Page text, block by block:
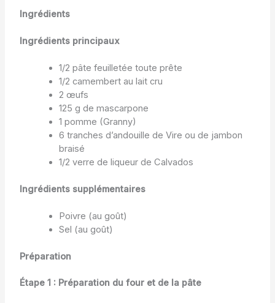
Ingrédients
Ingrédients principaux
1/2 pâte feuilletée toute prête
1/2 camembert au lait cru
2 œufs
125 g de mascarpone
1 pomme (Granny)
6 tranches d’andouille de Vire ou de jambon
braisé
1/2 verre de liqueur de Calvados
Ingrédients supplémentaires
Poivre (au goût)
Sel (au goût)
Préparation
Étape 1 : Préparation du four et de la pâte